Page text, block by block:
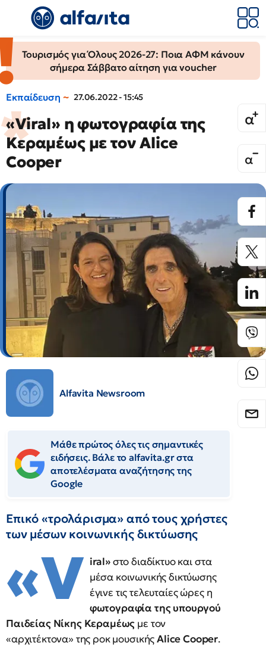
Τουρισμός για Όλους 2026-27: Ποια ΑΦΜ κάνουν
σήμερα Σάββατο αίτηση για voucher
Εκπαίδευση 27.06.2022 - 15:45
«Viral» η φωτογραφία της
Κεραμέως με τον Alice
Cooper
Alfavita Newsroom
Μάθε πρώτος όλες τις σημαντικές
ειδήσεις. Βάλε το alfavita.gr στα
αποτελέσματα αναζήτησης της
Google
Επικό «τρολάρισμα» από τους χρήστες
των μέσων κοινωνικής δικτύωσης
«V iral»στο διαδίκτυο και στα
μέσα κοινωνικής δικτύωσης
έγινε τις τελευταίες ώρες η
φωτογραφία της υπουργού
Παιδείας Νίκης Κεραμέως με τον
«αρχιτέκτονα» της ροκ μουσικήςAlice Cooper.